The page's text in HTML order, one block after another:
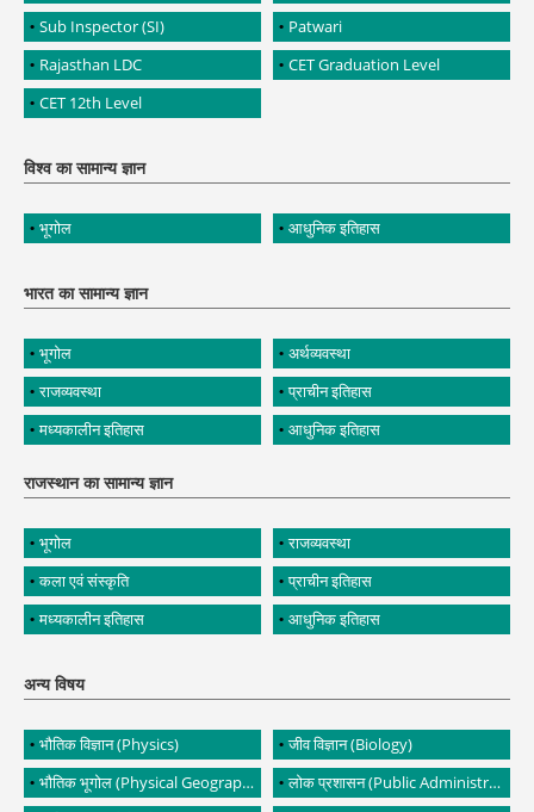
Sub Inspector (SI)
Patwari
Rajasthan LDC
CET Graduation Level
CET 12th Level
विश्व का सामान्य ज्ञान
भूगोल आधुनिक इतिहास
भारत का सामान्य ज्ञान
भूगोल
अर्थव्यवस्था
राजव्यवस्था
प्राचीन इतिहास
मध्यकालीन इतिहास
आधुनिक इतिहास
राजस्थान का सामान्य ज्ञान
भूगोल
राजव्यवस्था
कला एवं संस्कृति
प्राचीन इतिहास
मध्यकालीन इतिहास
आधुनिक इतिहास
अन्य विषय
भौतिक विज्ञान (Physics)
जीव विज्ञान (Biology)
भौतिक भूगोल (Physical Geography)
लोक प्रशासन (Public Administration)